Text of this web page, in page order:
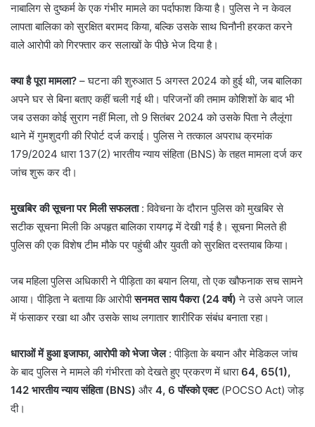
नाबालिग से दुष्कर्म के एक गंभीर मामले का पर्दाफाश किया है। पुलिस ने न केवल
लापता बालिका को सुरक्षित बरामद किया, बल्कि उसके साथ घिनौनी हरकत करने
वाले आरोपी को गिरफ्तार कर सलाखों के पीछे भेज दिया है।
क्या है पूरा मामला? – घटना की शुरुआत 5 अगस्त 2024 को हुई थी, जब बालिका
अपने घर से बिना बताए कहीं चली गई थी। परिजनों की तमाम कोशिशों के बाद भी
जब उसका कोई सुराग नहीं मिला, तो 9 सितंबर 2024 को उसके पिता ने लैलूंगा
थाने में गुमशुदगी की रिपोर्ट दर्ज कराई। पुलिस ने तत्काल अपराध क्रमांक
179/2024 धारा 137(2) भारतीय न्याय संहिता (BNS) के तहत मामला दर्ज कर
जांच शुरू कर दी।
मुखबिर की सूचना पर मिली सफलता: विवेचना के दौरान पुलिस को मुखबिर से
सटीक सूचना मिली कि अपहृत बालिका रायगढ़ में देखी गई है। सूचना मिलते ही
पुलिस की एक विशेष टीम मौके पर पहुंची और युवती को सुरक्षित दस्तयाब किया।
​जब महिला पुलिस अधिकारी ने पीड़िता का बयान लिया, तो एक खौफनाक सच सामने
आया। पीड़िता ने बताया कि आरोपीसनमत साय पैकरा (24 वर्ष) ने उसे अपने जाल
में फंसाकर रखा था और उसके साथ लगातार शारीरिक संबंध बनाता रहा।
धाराओं में हुआ इजाफा, आरोपी को भेजा जेल: पीड़िता के बयान और मेडिकल जांच
के बाद पुलिस ने मामले की गंभीरता को देखते हुए प्रकरण में धारा64, 65(1),
142 भारतीय न्याय संहिता (BNS) और 4, 6 पॉस्को एक्ट(POCSO Act) जोड़
दी।